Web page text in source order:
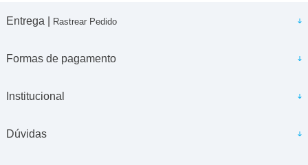
Entrega | Rastrear Pedido
Formas de pagamento
Institucional
Dúvidas